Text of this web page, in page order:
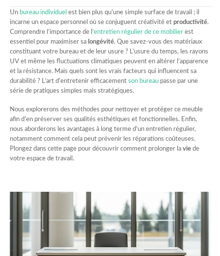
Un bureau individuel est bien plus qu’une simple surface de travail ; il
incarne un espace personnel où se conjuguent créativité et productivité.
Comprendre l’importance de l’entretien régulier de ce mobilier est
essentiel pour maximiser sa longévité. Que savez-vous des matériaux
constituant votre bureau et de leur usure ? L’usure du temps, les rayons
UV et même les fluctuations climatiques peuvent en altérer l’apparence
et la résistance. Mais quels sont les vrais facteurs qui influencent sa
durabilité ? L’art d’entretenir efficacement son bureau passe par une
série de pratiques simples mais stratégiques.
Nous explorerons des méthodes pour nettoyer et protéger ce meuble
afin d’en préserver ses qualités esthétiques et fonctionnelles. Enfin,
nous aborderons les avantages à long terme d’un entretien régulier,
notamment comment cela peut prévenir les réparations coûteuses.
Plongez dans cette page pour découvrir comment prolonger la vie de
votre espace de travail.